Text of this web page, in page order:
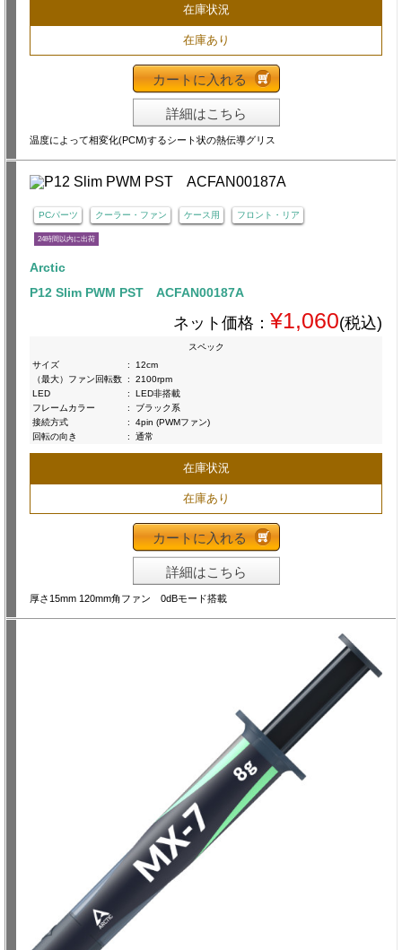
在庫状況
在庫あり
カートに入れる
詳細はこちら
温度によって相変化(PCM)するシート状の熱伝導グリス
PCパーツ クーラー・ファン ケース用 フロント・リア
24時間以内に出荷
Arctic
P12 Slim PWM PST ACFAN00187A
ネット価格： ¥1,060(税込)
スペック
サイズ
:
12cm
（最大）ファン回転数 :
2100rpm
LED
:
LED非搭載
フレームカラー
:
ブラック系
接続方式
:
4pin (PWMファン)
回転の向き
: 通常
在庫状況
在庫あり
カートに入れる
詳細はこちら
厚さ15mm 120mm角ファン 0dBモード搭載